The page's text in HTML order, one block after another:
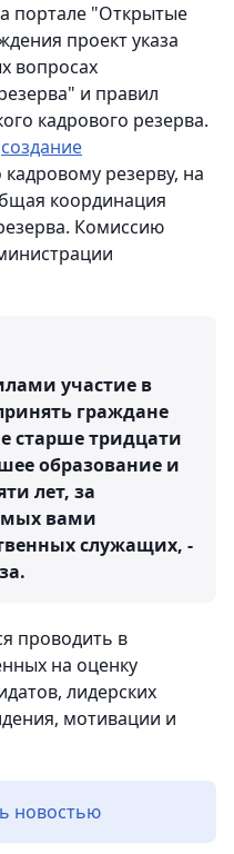
портале "Открытые
проект указа
вопросах
и правил
кадрового резерва.
создание
резерву, на
координация
Комиссию
участие в
граждане
старше тридцати
образование и
лет, за
вами
служащих, -
проводить в
на оценку
лидерских
мотивации и
новостью